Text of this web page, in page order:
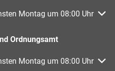
oder Schließzeiten
Montag um 08:00 Uhr
Ordnungsamt
oder Schließzeiten
Montag um 08:00 Uhr